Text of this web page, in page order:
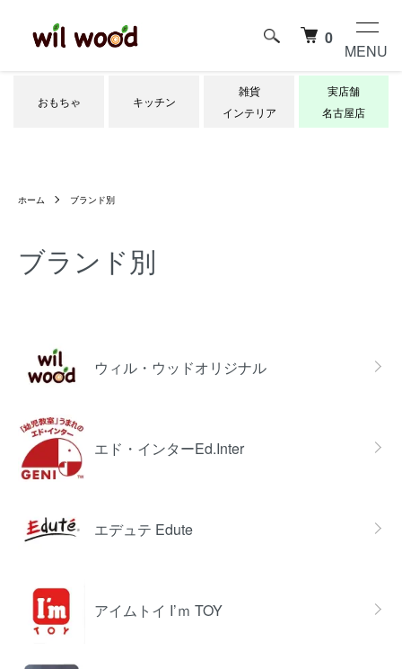
0
MENU
おもちゃ キッチン
雑貨
インテリア
実店舗
名古屋店
ホーム ブランド別
ブランド別
ウィル・ウッドオリジナル
エド・インターEd.Inter
エデュテ Edute
アイムトイ I’ｍ TOY